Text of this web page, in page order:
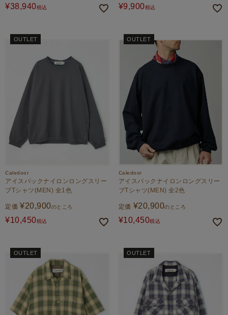
¥38,940税込 ¥9,900税込
OUTLET
Caledoor
アイスパックナイロンロングスリー
ブTシャツ(MEN) 全1色
定価 ¥20,900のところ
¥10,450税込
OUTLET
Caledoor
アイスパックナイロンロングスリー
ブTシャツ(MEN) 全2色
定価 ¥20,900のところ
¥10,450税込
OUTLET OUTLET